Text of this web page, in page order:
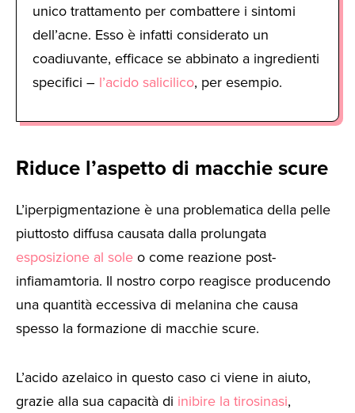
unico trattamento per combattere i sintomi
dell’acne. Esso è infatti considerato un
coadiuvante, efficace se abbinato a ingredienti
specifici – l’acido salicilico, per esempio.
Riduce l’aspetto di macchie scure
L’iperpigmentazione è una problematica della pelle
piuttosto diffusa causata dalla prolungata
esposizione al soleo come reazione post-
infiamamtoria. Il nostro corpo reagisce producendo
una quantità eccessiva di melanina che causa
spesso la formazione di macchie scure.
L’acido azelaico in questo caso ci viene in aiuto,
grazie alla sua capacità di inibire la tirosinasi,